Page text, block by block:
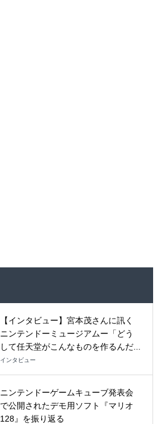
【インタビュー】宮本茂さんに訊く
ニンテンドーミュージアムー「どう
して任天堂がこんなものを作るんだ...
インタビュー
ニンテンドーゲームキューブ発表会
で公開されたデモ用ソフト『マリオ
128』を振り返る